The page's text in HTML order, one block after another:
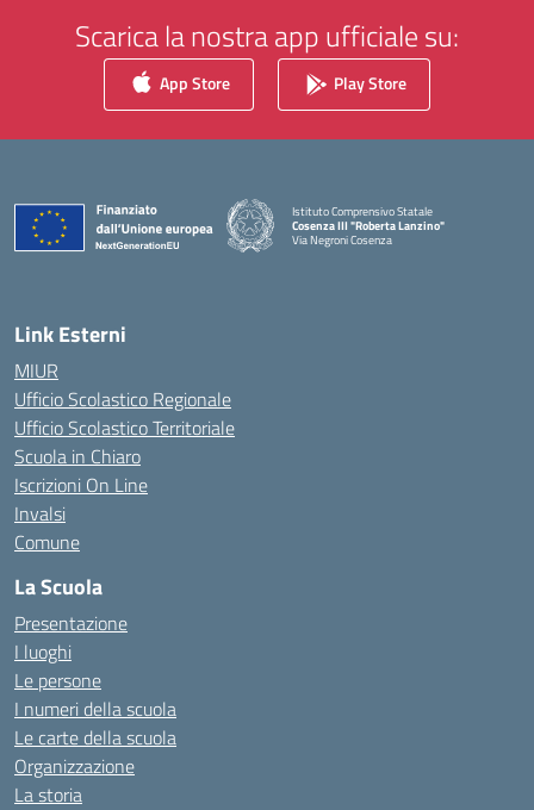
Scarica la nostra app ufficiale su:
App Store Play Store
Istituto Comprensivo Statale
Cosenza III "Roberta Lanzino"
Via Negroni Cosenza
— Visita la pagina iniziale della scuola
Link Esterni
MIUR
Ufficio Scolastico Regionale
Ufficio Scolastico Territoriale
Scuola in Chiaro
Iscrizioni On Line
Invalsi
Comune
La Scuola
Presentazione
I luoghi
Le persone
I numeri della scuola
Le carte della scuola
Organizzazione
La storia